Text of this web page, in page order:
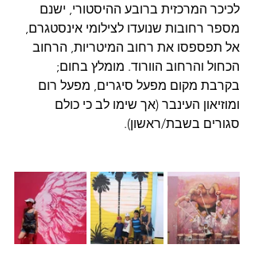
לכיכר המרכזית ברובע ההיסטורי, ישנם
מספר רחובות שנועדו לצילומי אינסטגרם,
אל תפספסו את רחוב המיטריות, הרחוב
הכחול והרחוב הוורוד. מומלץ בחום;
בקרבת מקום מפעל סיגרים, מפעל רום
ומוזיאון העינבר (אך שימו לב כי כולם
סגורים בשבת/ראשון).